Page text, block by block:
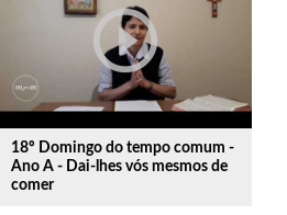
play_circle_outline
18º Domingo do tempo comum -
Ano A - Dai-lhes vós mesmos de
comer